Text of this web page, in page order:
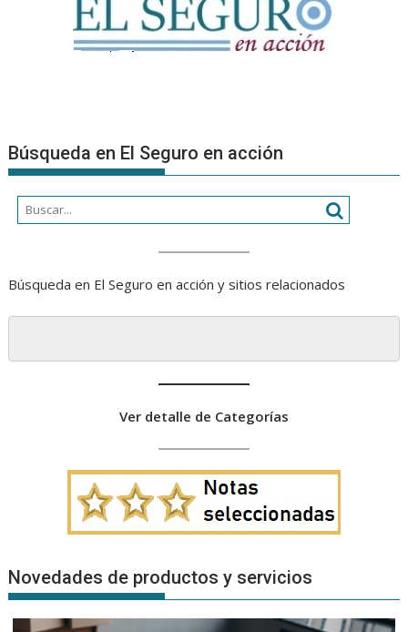
Búsqueda en El Seguro en acción
Búsqueda en El Seguro en acción y sitios relacionados
Ver detalle de Categorías
Novedades de productos y servicios